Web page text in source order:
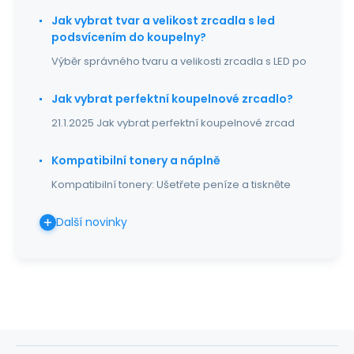
Jak vybrat tvar a velikost zrcadla s led
podsvícením do koupelny?
Výběr správného tvaru a velikosti zrcadla s LED po
Jak vybrat perfektní koupelnové zrcadlo?
21.1.2025 Jak vybrat perfektní koupelnové zrcad
Kompatibilní tonery a náplně
Kompatibilní tonery: Ušetřete peníze a tiskněte
Další novinky